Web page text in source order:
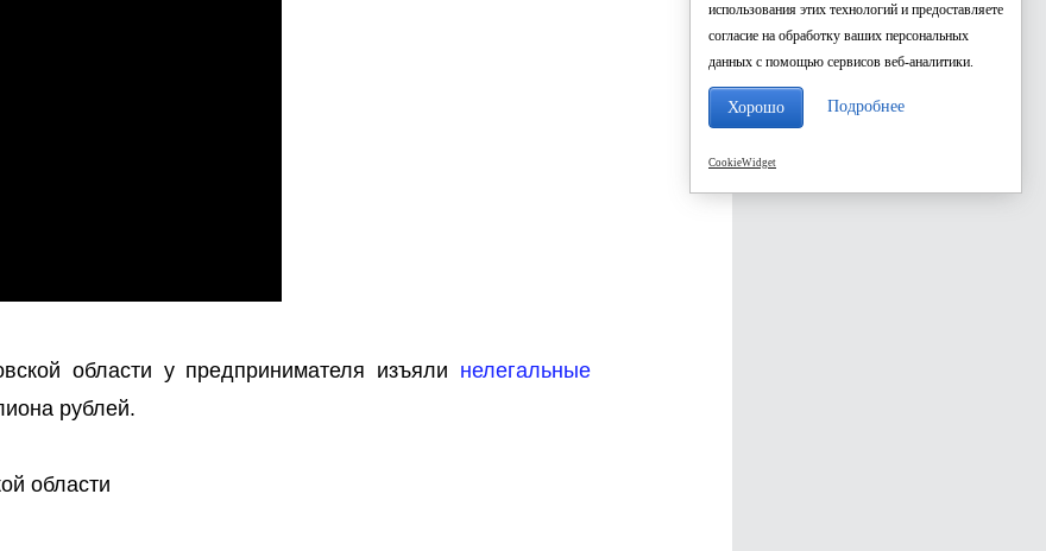
области у предпринимателя изъяли нелегальные
рублей.
области
использования этих технологий и предоставляете
согласие на обработку ваших персональных
данных с помощью сервисов веб-аналитики.
Хорошо Подробнее
CookieWidget